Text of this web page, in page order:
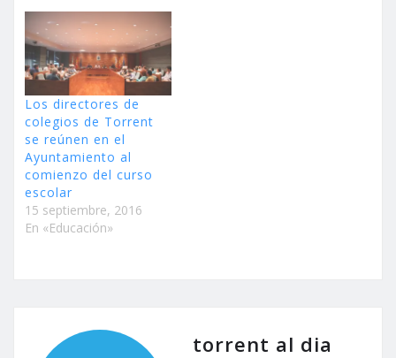
Los directores de
colegios de Torrent
se reúnen en el
Ayuntamiento al
comienzo del curso
escolar
15 septiembre, 2016
En «Educación»
torrent al dia